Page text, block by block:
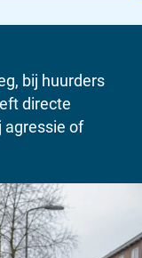
bij huurders
directe
agressie of